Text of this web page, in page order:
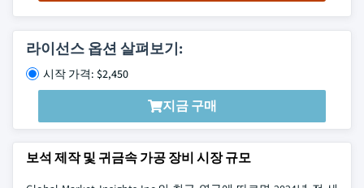
라이선스 옵션 살펴보기:
시작 가격: $2,450
지금 구매
보석 제작 및 귀금속 가공 장비 시장 규모